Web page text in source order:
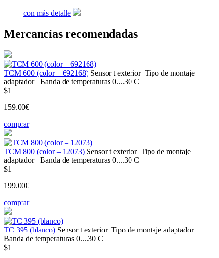
con más detalle
Mercancías recomendadas
ТСМ 600 (color – 692168) Sensor t exterior Tipo de montaje
adaptador
Banda de temperaturas 0....30 С
$1
159.00€
comprar
ТСМ 800 (color – 12073) Sensor t exterior Tipo de montaje
adaptador
Banda de temperaturas 0....30 С
$1
199.00€
comprar
ТС 395 (blanco) Sensor t exterior Tipo de montaje adaptador
Banda de temperaturas 0....30 С
$1